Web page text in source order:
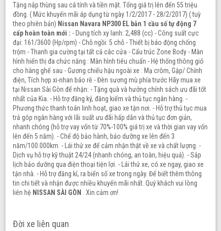
Tặng nắp thùng sau cá tính và tiền mặt. Tổng giá trị lên đến 55 triệu
đồng. ( Mức khuyến mãi áp dụng từ ngày 1/2/2017 - 28/2/2017) ( tuỳ
theo phiên bản) Nissan Navara NP300 EL bản 1 cầu số tự động 7
cấp hoàn toàn mới : - Dung tích xy lanh: 2,488 (cc) - Công suất cực
đại: 161/3600 (Hp/rpm) - Chỗ ngồi: 5 chỗ - Thiết bị báo động chống
trộm - Thanh gia cường tại tất cả các cửa - Cấu trúc Zone Body - Màn
hình hiển thị đa chức năng : Màn hình tiêu chuẩn - Hệ thống thông gió
cho hàng ghế sau - Gương chiếu hậu ngoài xe : Mạ crôm, Gập/ Chỉnh
điện, Tích hợp xi-nhan báo rẽ - Đèn sương mù phía trước Hãy mua xe
tại Nissan Sài Gòn để nhận: - Tặng quà và hưởng chính sách ưu đãi tốt
nhất của Kia. - Hỗ trợ đăng ký, đăng kiểm và thủ tục ngân hàng. -
Phương thức thanh toán linh hoạt, giao xe tận nơi. - Hỗ trợ thủ tục mua
trả góp ngân hàng với lãi suất ưu đãi hấp dẫn và thủ tục đơn giản,
nhanh chóng (hỗ trợ vay vốn từ 70%-100% giá trị xe và thời gian vay vốn
lên đến 5 năm). - Chế độ bảo hành, bảo dưỡng xe lên đến 3
năm/100.000km. - Lái thử xe để cảm nhận thật về xe và chất lượng. -
Dịch vụ hỗ trợ kỹ thuật 24/24 (nhanh chóng, an toàn, hiệu quả). - Sắp
lịch bảo dưỡng qua điện thoại tiện lợi. - Lái thử xe, có xe ngay, giao xe
tận nhà. - Hỗ trợ đăng kí, ra biển số xe trong ngày. Để biết thêm thông
tin chi tiết và nhận được nhiều khuyến mãi nhất. Quý khách vui lòng
liên hệ NISSAN SÀI GÒN . Xin cảm ơn!
Đời xe liên quan